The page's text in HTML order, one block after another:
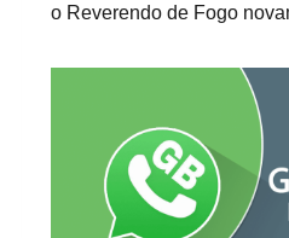
o Reverendo de Fogo